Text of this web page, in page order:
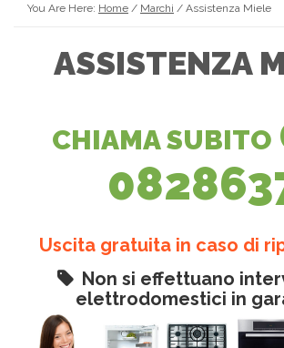
You Are Here: Home / Marchi / Assistenza Miele
ASSISTENZA
CHIAMA SUBITO
Uscita gratuita in caso di
Non si effettuano
elettrodomestici in